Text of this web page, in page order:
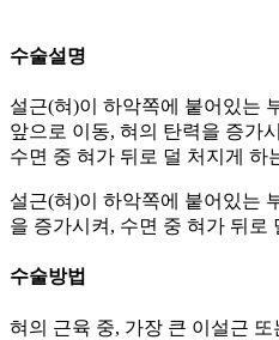
수술설명
설근(혀)이 하악쪽에 붙어있는
앞으로 이동, 혀의 탄력을 증가
수면 중 혀가 뒤로 덜 처지게 하
설근(혀)이 하악쪽에 붙어있는
을 증가시켜, 수면 중 혀가 뒤로
수술방법
혀의 근육 중, 가장 큰 이설근 또